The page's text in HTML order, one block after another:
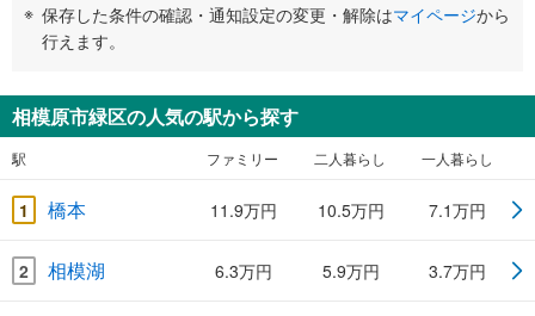
保存した条件の確認・通知設定の変更・解除はマイページから
行えます。
相模原市緑区の人気の駅から探す
駅 ファミリー 二人暮らし 一人暮らし
1 橋本 11.9万円 10.5万円 7.1万円
2 相模湖 6.3万円 5.9万円 3.7万円